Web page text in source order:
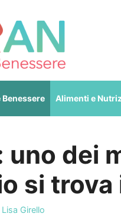
Benessere Alimenti e
uno dei
si trova
Lisa Girello